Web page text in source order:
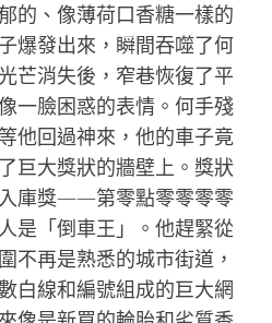
的、像薄荷口香糖一樣的
爆發出來，瞬間吞噬了何
芒消失後，窄巷恢復了平
一臉困惑的表情。何手殘
他回過神來，他的車子竟
巨大獎狀的牆壁上。獎狀
庫獎——第零點零零零零
是「倒車王」。他趕緊從
不再是熟悉的城市街道，
白線和編號組成的巨大網